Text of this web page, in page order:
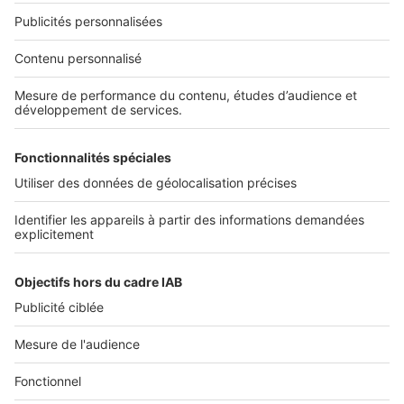
NOS APPLICATIONS
Découvrez nos applications
Tous nos services pro
Accès client
Mes annonces sur SeLoger
À DÉCOUVRIR
Tout l'immobilier
Toutes les villes
Tous les départements
Toutes les régions